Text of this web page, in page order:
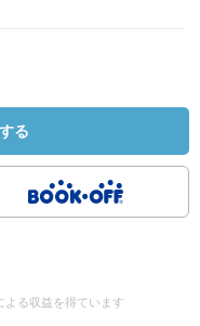
る
よる収益を得ています